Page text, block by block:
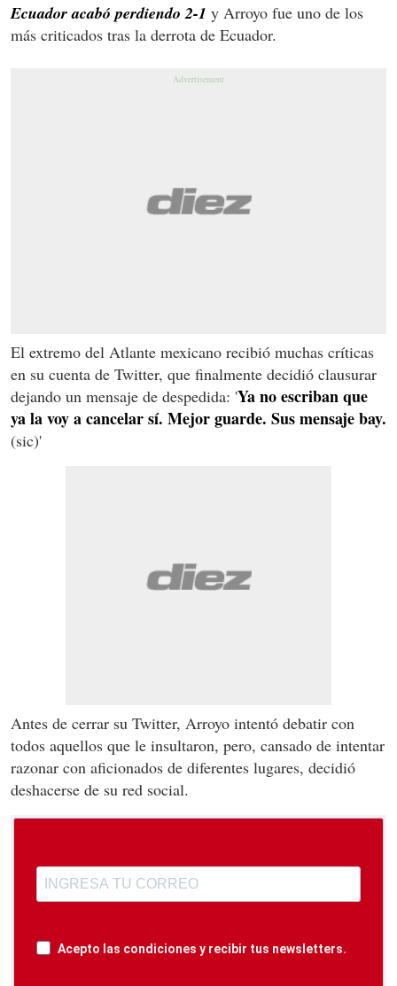
Ecuador acabó perdiendo 2-1 y Arroyo fue uno de los
más criticados tras la derrota de Ecuador.
El extremo del Atlante mexicano recibió muchas críticas
en su cuenta de Twitter, que finalmente decidió clausurar
dejando un mensaje de despedida: 'Ya no escriban que
ya la voy a cancelar sí. Mejor guarde. Sus mensaje bay.
(sic)'
Antes de cerrar su Twitter, Arroyo intentó debatir con
todos aquellos que le insultaron, pero, cansado de intentar
razonar con aficionados de diferentes lugares, decidió
deshacerse de su red social.
Acepto las condiciones y recibir tus newsletters.